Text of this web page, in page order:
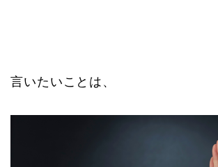
言いたいことは、